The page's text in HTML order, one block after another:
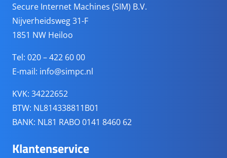
Secure Internet Machines (SIM) B.V.
Nijverheidsweg 31-F
1851 NW Heiloo
Tel: 020 – 422 60 00
E-mail: info@simpc.nl
KVK: 34222652
BTW: NL814338811B01
BANK: NL81 RABO 0141 8460 62
Klantenservice